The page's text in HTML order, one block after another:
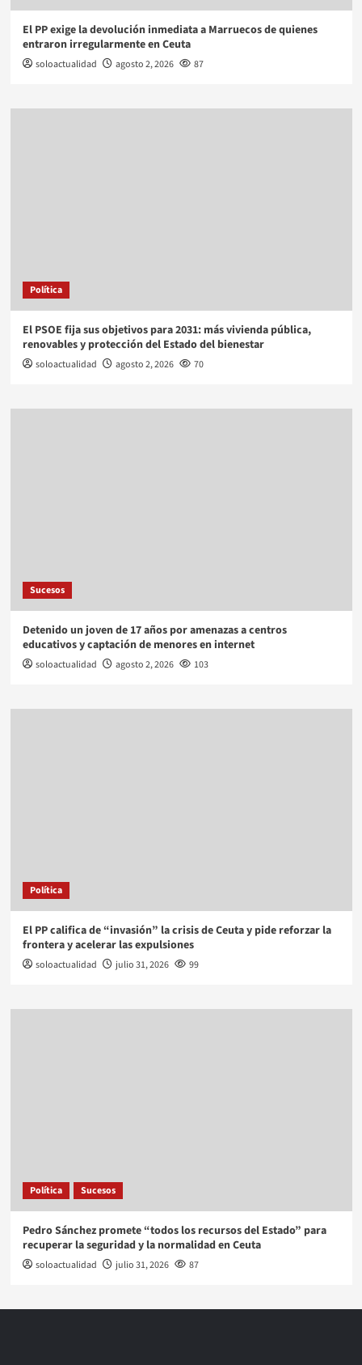
El PP exige la devolución inmediata a Marruecos de quienes
entraron irregularmente en Ceuta
soloactualidad agosto 2, 2026 87
Política
El PSOE fija sus objetivos para 2031: más vivienda pública,
renovables y protección del Estado del bienestar
soloactualidad agosto 2, 2026 70
Sucesos
Detenido un joven de 17 años por amenazas a centros
educativos y captación de menores en internet
soloactualidad agosto 2, 2026 103
Política
El PP califica de “invasión” la crisis de Ceuta y pide reforzar la
frontera y acelerar las expulsiones
soloactualidad julio 31, 2026 99
Política Sucesos
Pedro Sánchez promete “todos los recursos del Estado” para
recuperar la seguridad y la normalidad en Ceuta
soloactualidad julio 31, 2026 87